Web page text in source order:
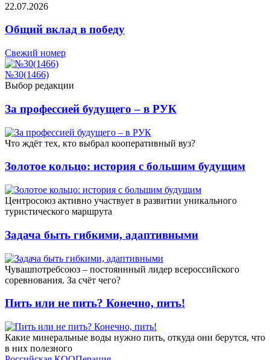
22.07.2026
Общий вклад в победу
Свежий номер
№30(1466)
Выбор редакции
За профессией будущего – в РУК
Что ждёт тех, кто выбрал кооперативный вуз?
Золотое кольцо: история с большим будущим
Центросоюз активно участвует в развитии уникального
туристического маршрута
Задача быть гибкими, адаптивными
Чувашпотребсоюз – постояннный лидер всероссийского
соревнования. За счёт чего?
Пить или не пить? Конечно, пить!
Какие минеральные воды нужно пить, откуда они берутся, что
в них полезного